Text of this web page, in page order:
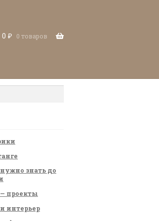
0 ₽ 0 товаров
нужно знать до
проекты
интерьер